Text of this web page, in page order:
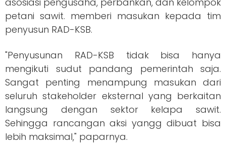
petani sawit. memberi masukan kepada tim
penyusun RAD-KSB.
"Penyusunan RAD-KSB tidak bisa hanya
mengikuti sudut pandang pemerintah saja.
Sangat penting menampung masukan dari
seluruh stakeholder eksternal yang berkaitan
langsung dengan sektor kelapa sawit.
Sehingga rancangan aksi yangg dibuat bisa
lebih maksimal," paparnya.